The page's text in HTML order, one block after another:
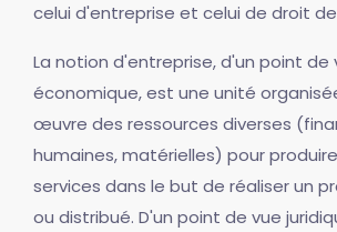
celui d'entreprise et celui de droit
La notion d'entreprise, d'un point de
économique, est une unité
œuvre des ressources diverses
humaines, matérielles) pour
services dans le but de réaliser un
ou distribué. D'un point de vue